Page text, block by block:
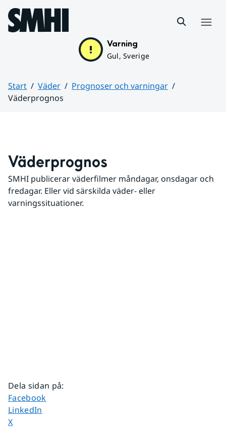
Hoppa till sidans innehåll
Varning
Gul, Sverige
Start Väder
Prognoser och varningar
Väderprognos
Väderprognos
SMHI publicerar väderfilmer måndagar, onsdagar och
fredagar. Eller vid särskilda väder- eller
varningssituationer.
Dela sidan på:
Dela sidan på
Facebook
Dela sidan på
LinkedIn
Dela sidan på
X